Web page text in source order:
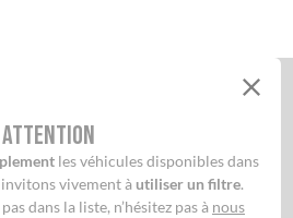
Attention
les véhicules disponibles dans
vivement à utiliser un filtre.
dans la liste, n’hésitez pas à nous
à la newsletter